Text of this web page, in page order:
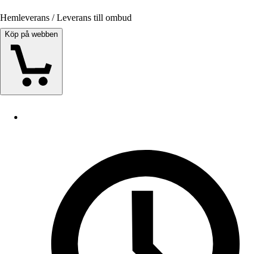
Hemleverans / Leverans till ombud
Köp på webben